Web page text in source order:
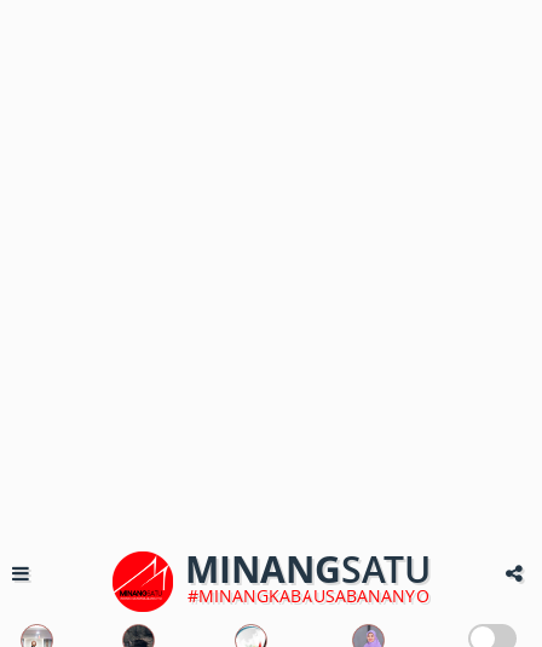
MINANGSATU
#MINANGKABAUSABANANYO